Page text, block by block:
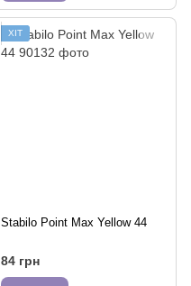
ХІТ
Stabilo Point Max Yellow 44
84 грн